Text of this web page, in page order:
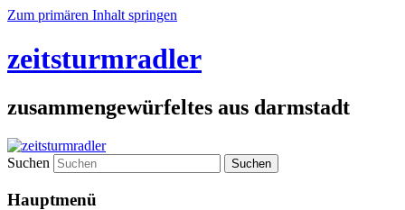
Zum primären Inhalt springen
zeitsturmradler
zusammengewürfeltes aus darmstadt
Suchen
Hauptmenü